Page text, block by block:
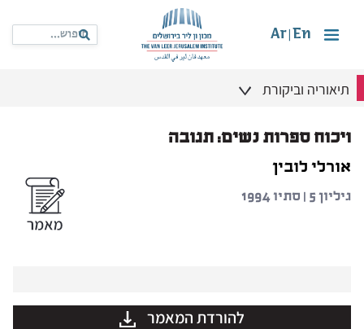
En
Ar
תיאוריה וביקורת
ויכוח ספרות נשים: תגובה
אורלי לובין
גיליון 5 | סתיו 1994
להורדת המאמר